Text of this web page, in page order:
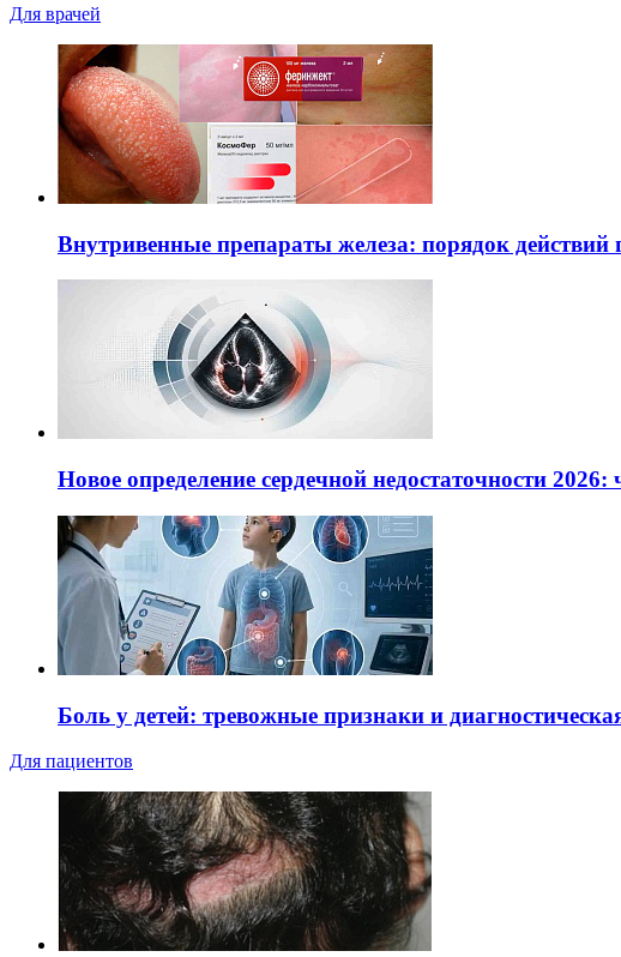
Для врачей
Внутривенные препараты железа: порядок
Новое определение сердечной недостаточности
Боль у детей: тревожные признаки и
Для пациентов